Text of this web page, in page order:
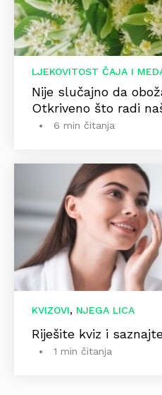
LJEKOVITOST ČAJA I
Nije slučajno da
Otkriveno što radi
6 min čitanja
KVIZOVI, NJEGA LICA
Riješite kviz i
1 min čitanja